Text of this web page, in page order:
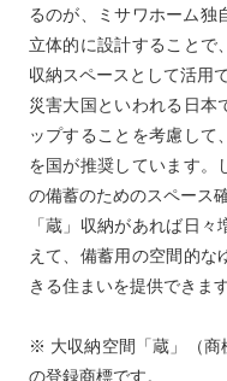
るのが、ミサワホーム独
立体的に設計することで
収納スペースとして活用
災害大国といわれる日本
ップすることを考慮して
を国が推奨しています。
の備蓄のためのスペース
「蔵」収納があれば日
えて、備蓄用の空間的な
きる住まいを提供できます
※ 大収納空間「蔵」（商
の登録商標です。